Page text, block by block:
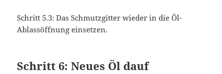
Schritt 5.3: Das Schmutzgitter wieder in die Öl-
Ablassöffnung einsetzen.
Schritt 6: Neues Öl dauf